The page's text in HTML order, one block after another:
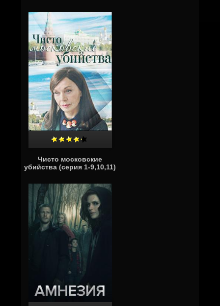
Чисто московские
убийства (серия 1-9,10,11)